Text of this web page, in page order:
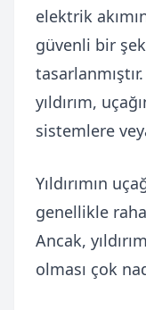
elektrik
güvenli bir
yıldırım,
sistemlere
Yıldırımın
genellikle
Ancak,
olması çok